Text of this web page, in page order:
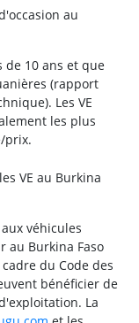
au
de 10 ans et que
(rapport
Les VE
les plus
prix.
VE au Burkina
aux véhicules
au Burkina Faso
du Code des
bénéficier de
La